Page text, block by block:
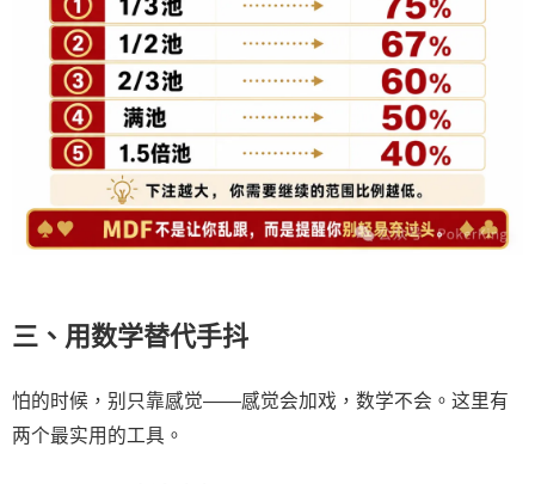
三、用数学替代手抖
怕的时候，别只靠感觉——感觉会加戏，数学不会。这里有
两个最实用的工具。